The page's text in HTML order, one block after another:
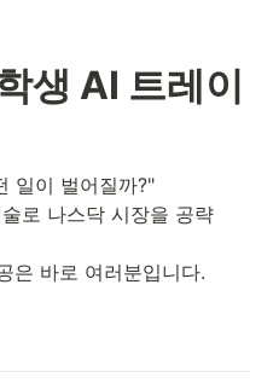
생 AI 트레이
일이 벌어질까?"
로 나스닥 시장을 공략
은 바로 여러분입니다.